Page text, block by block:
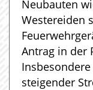
Neubauten
Westereiden
Antrag in der
steigender